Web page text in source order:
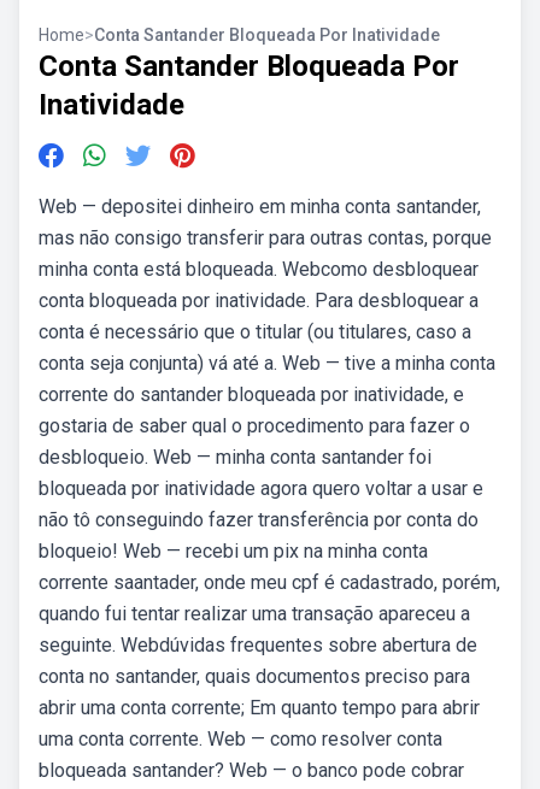
Home>Conta Santander Bloqueada Por Inatividade
Conta Santander Bloqueada Por
Inatividade
Web — depositei dinheiro em minha conta santander,
mas não consigo transferir para outras contas, porque
minha conta está bloqueada. Webcomo desbloquear
conta bloqueada por inatividade. Para desbloquear a
conta é necessário que o titular (ou titulares, caso a
conta seja conjunta) vá até a. Web — tive a minha conta
corrente do santander bloqueada por inatividade, e
gostaria de saber qual o procedimento para fazer o
desbloqueio. Web — minha conta santander foi
bloqueada por inatividade agora quero voltar a usar e
não tô conseguindo fazer transferência por conta do
bloqueio! Web — recebi um pix na minha conta
corrente saantader, onde meu cpf é cadastrado, porém,
quando fui tentar realizar uma transação apareceu a
seguinte. Webdúvidas frequentes sobre abertura de
conta no santander, quais documentos preciso para
abrir uma conta corrente; Em quanto tempo para abrir
uma conta corrente. Web — como resolver conta
bloqueada santander? Web — o banco pode cobrar